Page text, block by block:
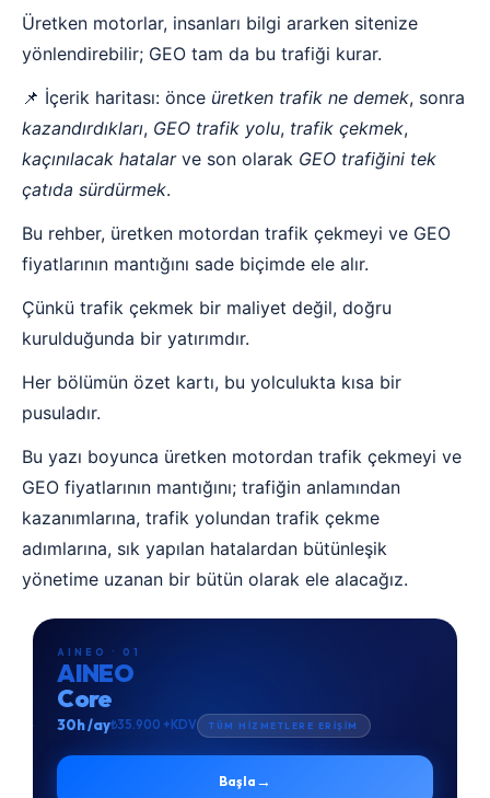
Üretken motorlar, insanları bilgi ararken sitenize
yönlendirebilir; GEO tam da bu trafiği kurar.
📌 İçerik haritası: önce üretken trafik ne demek, sonra
kazandırdıkları, GEO trafik yolu, trafik çekmek,
kaçınılacak hatalarve son olarak GEO trafiğini tek
çatıda sürdürmek.
Bu rehber, üretken motordan trafik çekmeyi ve GEO
fiyatlarının mantığını sade biçimde ele alır.
Çünkü trafik çekmek bir maliyet değil, doğru
kurulduğunda bir yatırımdır.
Her bölümün özet kartı, bu yolculukta kısa bir
pusuladır.
Bu yazı boyunca üretken motordan trafik çekmeyi ve
GEO fiyatlarının mantığını; trafiğin anlamından
kazanımlarına, trafik yolundan trafik çekme
adımlarına, sık yapılan hatalardan bütünleşik
yönetime uzanan bir bütün olarak ele alacağız.
AINEO · 01
AINEO
Core
30h /ay₺35.900 +KDV TÜM HİZMETLERE ERİŞİM
Başla →